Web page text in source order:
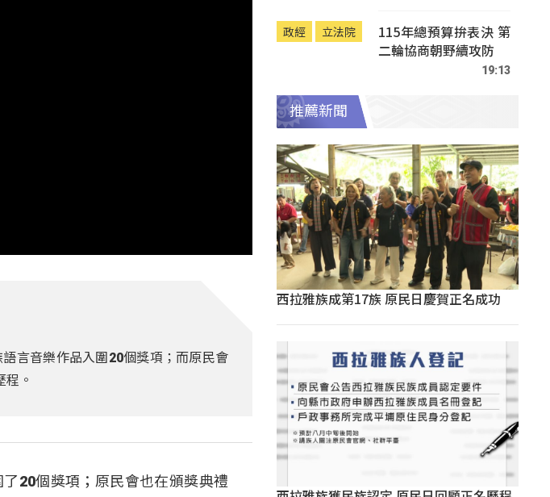
言音樂作品入圍20個獎項；而原民會
。
20個獎項；原民會也在頒獎典禮
政經 立法院
115年總預算拚表決 第
二輪協商朝野續攻防
19:13
推薦新聞
西拉雅族成第17族 原民日慶賀正名成功